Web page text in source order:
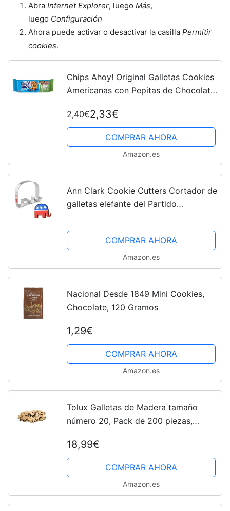
Abra Internet Explorer, luego Más,
luego Configuración
Ahora puede activar o desactivar la casilla Permitir
cookies.
Chips Ahoy! Original Galletas Cookies
Americanas con Pepitas de Chocolate
2,40€2,33€
COMPRAR AHORA
Amazon.es
Ann Clark Cookie Cutters Cortador de
galletas elefante del Partido
fabricado en EE. UU.
COMPRAR AHORA
Amazon.es
Nacional Desde 1849 Mini Cookies,
Chocolate, 120 Gramos
1,29€
COMPRAR AHORA
Amazon.es
Tolux Galletas de Madera tamaño
número 20, Pack de 200 piezas,
Ensamble, Clavijas de Madera de
Haya de la Mejor Calidad para...
18,99€
COMPRAR AHORA
Amazon.es